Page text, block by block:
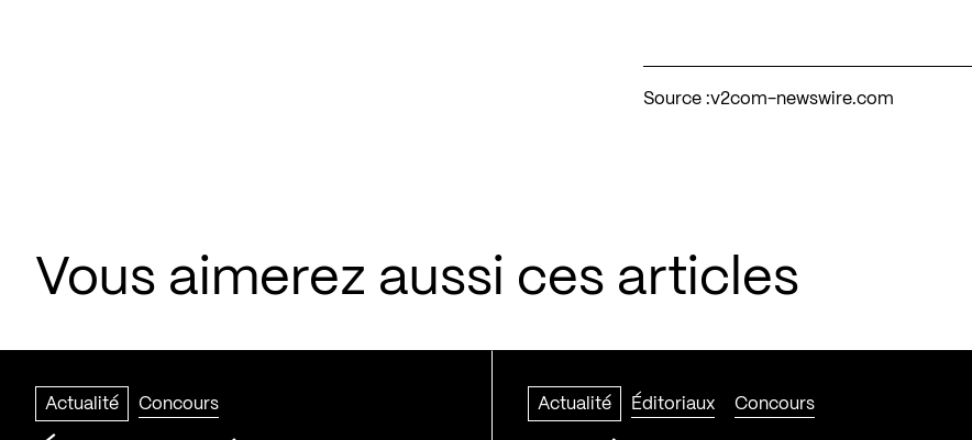
Source :v2com-newswire.com
Vous aimerez aussi ces articles
Actualité Concours Actualité Éditoriaux Concours